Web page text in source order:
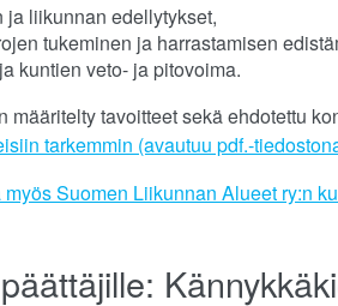
ja liikunnan edellytykset,
tukeminen ja harrastamisen
kuntien veto- ja pitovoima.
määritelty tavoitteet sekä ehdotettu
tarkemmin (avautuu pdf.-
Suomen Liikunnan Alueet ry:n